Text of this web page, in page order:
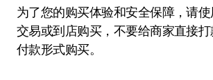
为了您的购买体验和安全保障，请
交易或到店购买，不要给商家直接
付款形式购买。